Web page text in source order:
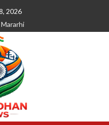
2026
Mararhi